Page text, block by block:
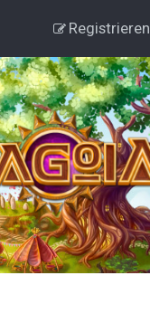
Registrieren